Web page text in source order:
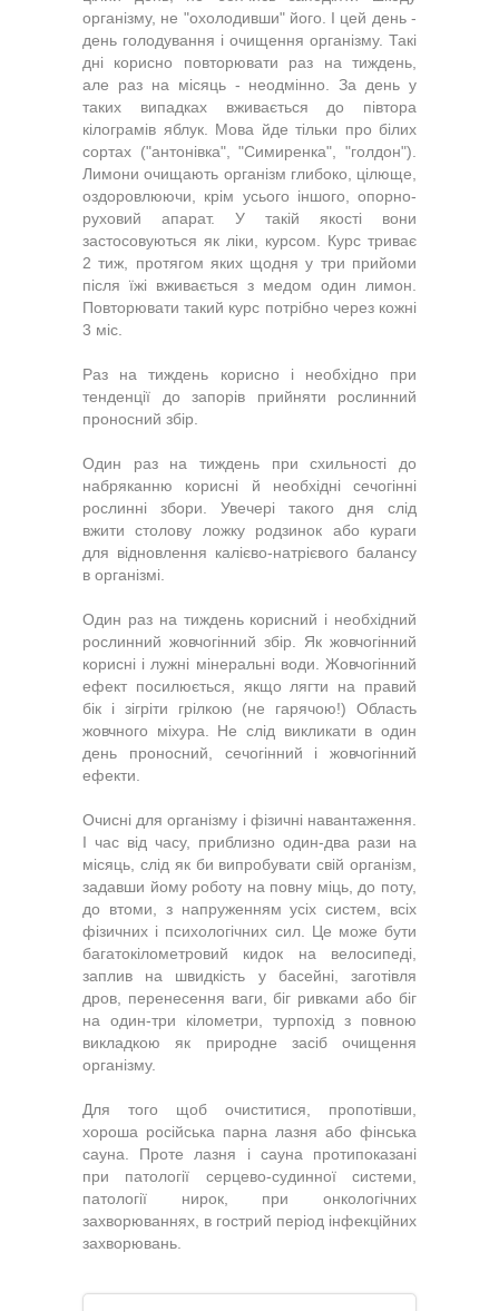
організму, не "охолодивши" його. І цей день -
день голодування і очищення організму. Такі
дні корисно повторювати раз на тиждень,
але раз на місяць - неодмінно. За день у
таких випадках вживається до півтора
кілограмів яблук. Мова йде тільки про білих
сортах ("антонівка", "Симиренка", "голдон").
Лимони очищають організм глибоко, цілюще,
оздоровлюючи, крім усього іншого, опорно-
руховий апарат. У такій якості вони
застосовуються як ліки, курсом. Курс триває
2 тиж, протягом яких щодня у три прийоми
після їжі вживається з медом один лимон.
Повторювати такий курс потрібно через кожні
3 міс.
Раз на тиждень корисно і необхідно при
тенденції до запорів прийняти рослинний
проносний збір.
Один раз на тиждень при схильності до
набряканню корисні й необхідні сечогінні
рослинні збори. Увечері такого дня слід
вжити столову ложку родзинок або кураги
для відновлення калієво-натрієвого балансу
в організмі.
Один раз на тиждень корисний і необхідний
рослинний жовчогінний збір. Як жовчогінний
корисні і лужні мінеральні води. Жовчогінний
ефект посилюється, якщо лягти на правий
бік і зігріти грілкою (не гарячою!) Область
жовчного міхура. Не слід викликати в один
день проносний, сечогінний і жовчогінний
ефекти.
Очисні для організму і фізичні навантаження.
І час від часу, приблизно один-два рази на
місяць, слід як би випробувати свій організм,
задавши йому роботу на повну міць, до поту,
до втоми, з напруженням усіх систем, всіх
фізичних і психологічних сил. Це може бути
багатокілометровий кидок на велосипеді,
заплив на швидкість у басейні, заготівля
дров, перенесення ваги, біг ривками або біг
на один-три кілометри, турпохід з повною
викладкою як природне засіб очищення
організму.
Для того щоб очиститися, пропотівши,
хороша російська парна лазня або фінська
сауна. Проте лазня і сауна протипоказані
при патології серцево-судинної системи,
патології нирок, при онкологічних
захворюваннях, в гострий період інфекційних
захворювань.